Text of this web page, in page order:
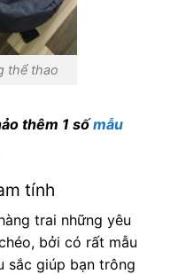
thể thao
thêm 1 sốmẫu
tính
trai những yêu
bởi có rất mẫu
sắc giúp bạn trông